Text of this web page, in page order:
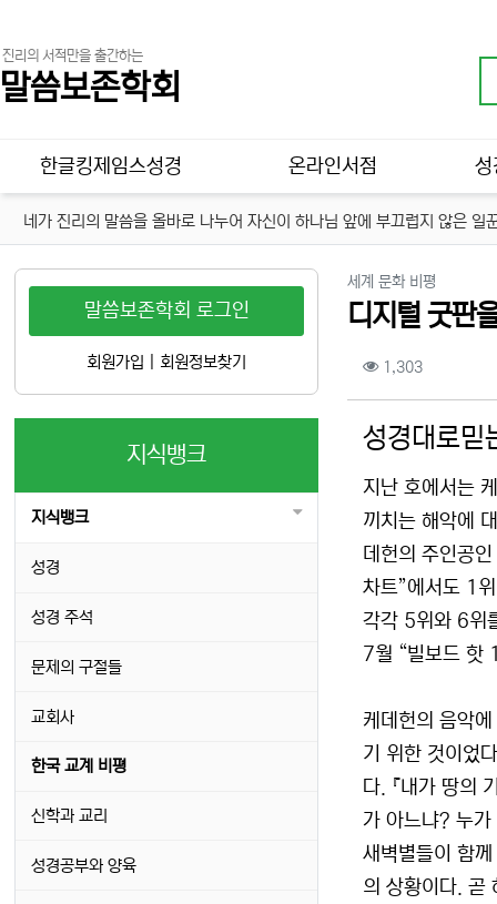
진리의 서적만을 출간하는
말씀보존학회
메인 메뉴
한글킹제임스성경 온라인서점 성
네가 진리의 말씀을 올바로 나누어 자신이 하나님 앞에 부끄럽지 않은
세계 문화 비평
디지털 굿판
컨텐츠 정보
1,303조회
성경대로믿
지난 호에서는
끼치는 해악에
데헌의 주인공
차트”에서도 1
각각 5위와 6위
7월 “빌보드 핫
케데헌의 음악
기 위한 것이었
다. 『내가 땅의
가 아느냐? 누
새벽별들이 함
의 상황이다. 곧
말씀보존학회 로그인
회원가입 회원정보찾기
지식뱅크
지식뱅크
성경
성경 주석
문제의 구절들
교회사
한국 교계 비평
신학과 교리
성경공부와 양육